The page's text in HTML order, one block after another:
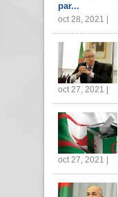
par...
oct 28, 2021 |
oct 27, 2021 |
oct 27, 2021 |